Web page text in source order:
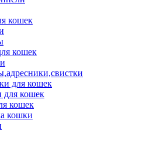
кошек
кошек
для кошек
кошек
кошек
кошки